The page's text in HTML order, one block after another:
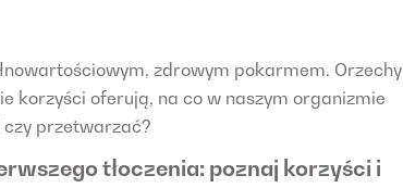
zdrowym pokarmem. Orzechy
korzyści oferują, na co w naszym organizmie
czy przetwarzać?
tłoczenia: poznaj korzyści i